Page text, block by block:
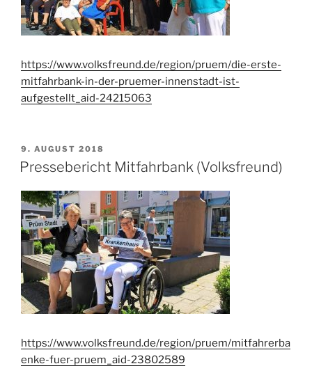
https://www.volksfreund.de/region/pruem/die-erste-
mitfahrbank-in-der-pruemer-innenstadt-ist-
aufgestellt_aid-24215063
VERÖFFENTLICHT
AM
9. AUGUST 2018
Pressebericht Mitfahrbank (Volksfreund)
https://www.volksfreund.de/region/pruem/mitfahrerba
enke-fuer-pruem_aid-23802589